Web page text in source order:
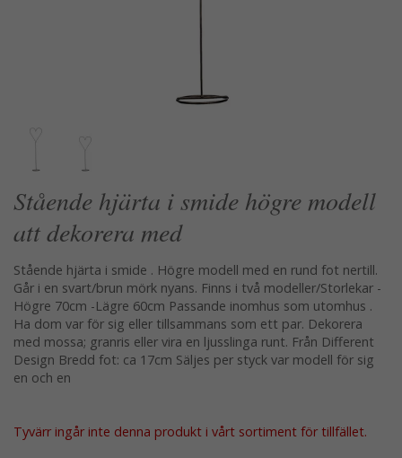
Stående hjärta i smide högre modell
att dekorera med
Stående hjärta i smide . Högre modell med en rund fot nertill.
Går i en svart/brun mörk nyans. Finns i två modeller/Storlekar -
Högre 70cm -Lägre 60cm Passande inomhus som utomhus .
Ha dom var för sig eller tillsammans som ett par. Dekorera
med mossa; granris eller vira en ljusslinga runt. Från Different
Design Bredd fot: ca 17cm Säljes per styck var modell för sig
en och en
Tyvärr ingår inte denna produkt i vårt sortiment för tillfället.